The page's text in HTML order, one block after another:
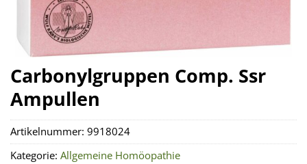
Carbonylgruppen Comp. Ssr
Ampullen
Artikelnummer: 9918024
Kategorie: Allgemeine Homöopathie